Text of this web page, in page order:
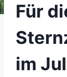
Für
im